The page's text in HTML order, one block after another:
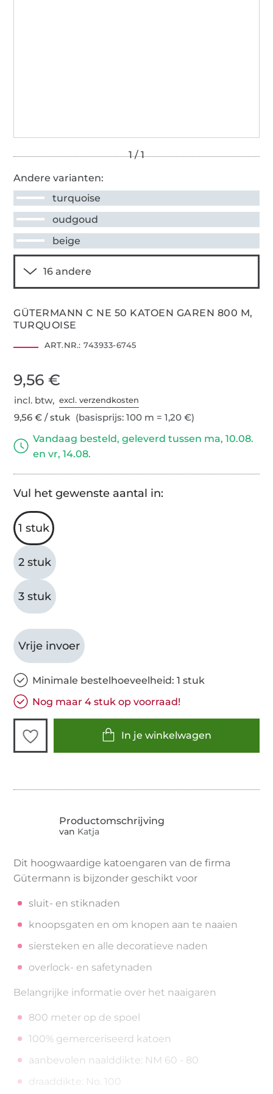
Andere varianten:
turquoise
oudgoud
beige
GÜTERMANN C NE 50 KATOEN GAREN 800 M,
TURQUOISE
ART.NR.: 743933-6745
9,56 €
incl. btw,excl. verzendkosten
9,56 € / stuk (basisprijs: 100 m = 1,20 €)
Vandaag besteld, geleverd tussen ma, 10.08.
en vr, 14.08.
Vul het gewenste aantal in:
1 stuk
2 stuk
3 stuk
Vrije invoer
Minimale bestelhoeveelheid: 1 stuk
Nog maar 4 stuk op voorraad!
In je winkelwagen
van Katja
Dit hoogwaardige katoengaren van de firma
Gütermann is bijzonder geschikt voor
sluit- en stiknaden
knoopsgaten en om knopen aan te naaien
siersteken en alle decoratieve naden
overlock- en safetynaden
Belangrijke informatie over het naaigaren
800 meter op de spoel
100% gemerceriseerd katoen
aanbevolen naalddikte: NM 60 - 80
draaddikte: No. 100